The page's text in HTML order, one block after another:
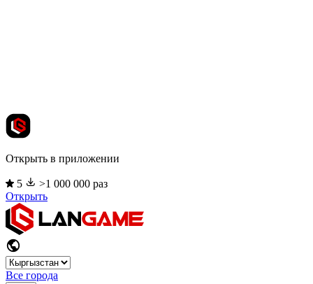
Открыть в приложении
5
>1 000 000 раз
Открыть
Все города